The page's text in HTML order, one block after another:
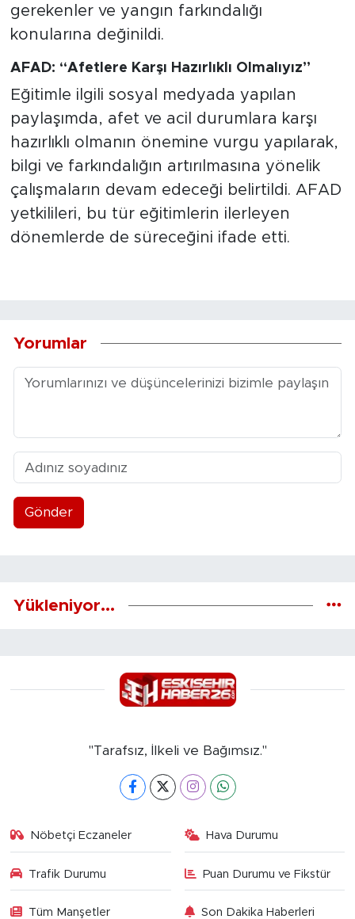
gerekenler ve yangın farkındalığı
konularına değinildi.
AFAD: “Afetlere Karşı Hazırlıklı Olmalıyız”
Eğitimle ilgili sosyal medyada yapılan
paylaşımda, afet ve acil durumlara karşı
hazırlıklı olmanın önemine vurgu yapılarak,
bilgi ve farkındalığın artırılmasına yönelik
çalışmaların devam edeceği belirtildi. AFAD
yetkilileri, bu tür eğitimlerin ilerleyen
dönemlerde de süreceğini ifade etti.
Yorumlar
Gönder
Yükleniyor...
"Tarafsız, İlkeli ve Bağımsız."
Nöbetçi Eczaneler Hava Durumu
Trafik Durumu Puan Durumu ve Fikstür
Tüm Manşetler Son Dakika Haberleri